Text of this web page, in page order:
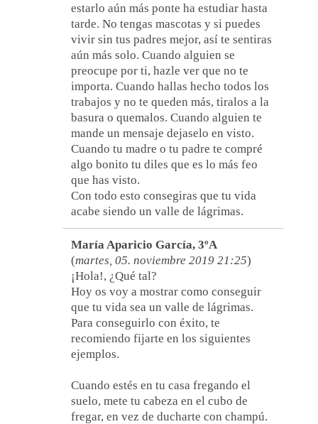
estarlo aún más ponte ha estudiar hasta
tarde. No tengas mascotas y si puedes
vivir sin tus padres mejor, así te sentiras
aún más solo. Cuando alguien se
preocupe por ti, hazle ver que no te
importa. Cuando hallas hecho todos los
trabajos y no te queden más, tiralos a la
basura o quemalos. Cuando alguien te
mande un mensaje dejaselo en visto.
Cuando tu madre o tu padre te compré
algo bonito tu diles que es lo más feo
que has visto.
Con todo esto consegiras que tu vida
acabe siendo un valle de lágrimas.
María Aparicio García, 3ºA
(martes, 05. noviembre 2019 21:25)
¡Hola!, ¿Qué tal?
Hoy os voy a mostrar como conseguir
que tu vida sea un valle de lágrimas.
Para conseguirlo con éxito, te
recomiendo fijarte en los siguientes
ejemplos.
Cuando estés en tu casa fregando el
suelo, mete tu cabeza en el cubo de
fregar, en vez de ducharte con champú.